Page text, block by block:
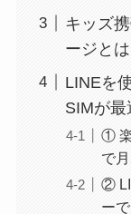
キッズ
ージとは
LINEを
SIMが最
①
で
②
ー